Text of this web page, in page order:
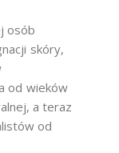
osób
skóry,
od wieków
a teraz
od